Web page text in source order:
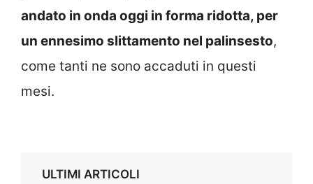
andato in onda oggi in forma ridotta, per
un ennesimo slittamento nel palinsesto,
come tanti ne sono accaduti in questi
mesi.
ULTIMI ARTICOLI